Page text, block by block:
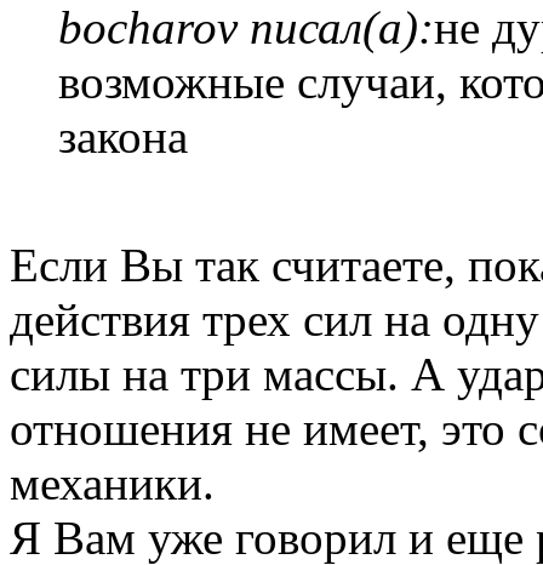
bocharov писал(а):не
возможные случаи,
закона
Если Вы так считаете,
действия трех сил на
силы на три массы. А
отношения не имеет, это
механики.
Я Вам уже говорил и еще